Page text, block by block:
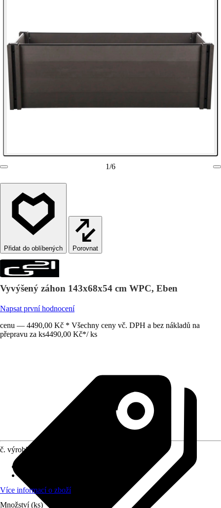
1/6
Porovnat
Vyvýšený záhon 143x68x54 cm WPC, Eben
Napsat první hodnocení
cenu — 4490,00 Kč * Všechny ceny vč. DPH a bez nákladů na
přepravu za ks4490,00 Kč*/ ks
č. výrobku
Více informací o zboží
Množství (ks)